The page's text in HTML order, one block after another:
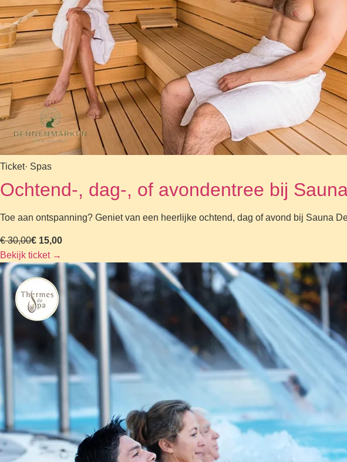
Ticket· Spas
Ochtend-, dag-, of avondentree bij
Toe aan ontspanning? Geniet van een heerlijke ochtend, dag of avond bij Sauna
€ 30,00€ 15,00
Bekijk ticket →